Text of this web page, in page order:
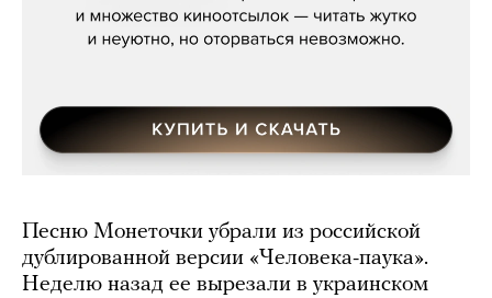
Песню Монеточки убрали из российской
дублированной версии «Человека-паука».
Неделю назад ее вырезали в украинском